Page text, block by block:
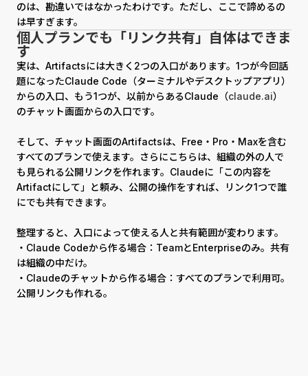
のは、勘違いではなかったわけです。ただし、ここで諦めるの
は早すぎます。
個人プランでも「リンク共有」自体はできま
す
実は、Artifactsには大きく2つの入口があります。1つが今回話
題になったClaude Code（ターミナルやデスクトップアプリ）
からの入口、もう1つが、以前からあるClaude（claude.ai）
のチャット画面からの入口です。
そして、チャット画面のArtifactsは、Free・Pro・Maxを含む
すべてのプランで使えます。さらにこちらは、組織の外の人で
も見られる公開リンクを作れます。Claudeに「この内容を
Artifactにして」と頼み、公開の操作をすれば、リンク1つで誰
にでも共有できます。
整理すると、入口によって使える人と共有範囲が変わります。
・Claude Codeから作る場合：TeamとEnterpriseのみ。共有
は組織の中だけ。
・Claudeのチャットから作る場合：すべてのプランで利用可。
公開リンクも作れる。